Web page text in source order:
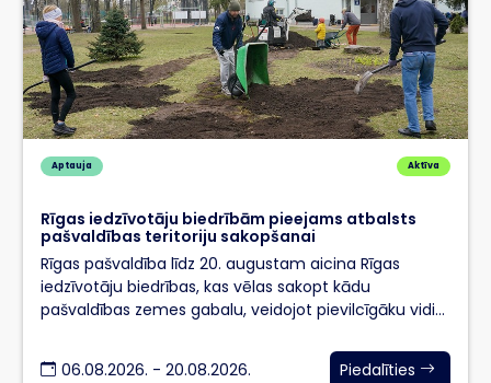
Aptauja Aktīva
Rīgas iedzīvotāju biedrībām pieejams atbalsts
pašvaldības teritoriju sakopšanai
Rīgas pašvaldība līdz 20. augustam aicina Rīgas
iedzīvotāju biedrības, kas vēlas sakopt kādu
pašvaldības zemes gabalu, veidojot pievilcīgāku vidi
06.08.2026. - 20.08.2026.
Piedalīties